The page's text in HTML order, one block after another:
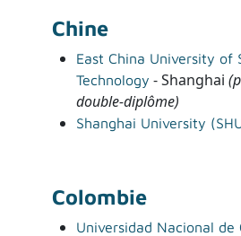
Chine
East China University of
Technology - Shanghai
double-diplôme)
Shanghai University
Colombie
Universidad Nacional de